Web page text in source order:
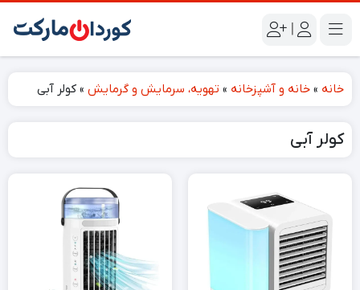
|
خانه » خانه و آشپزخانه » تهویه، سرمایش و گرمایش » کولر آبی
کولر آبی